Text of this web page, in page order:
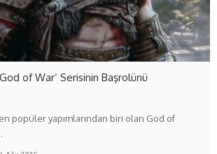
of War’ Serisinin Başrolünü
popüler yapımlarından biri olan God of